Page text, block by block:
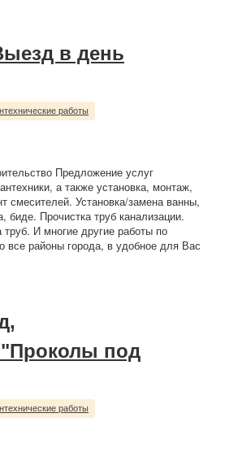
в день
работы
Предложение услуг
а также установка, монтаж,
смесителей. Установка/замена ванны,
биде. Прочистка труб канализации.
И многие другие работы по
все районы города, в удобное для Вас
под
работы